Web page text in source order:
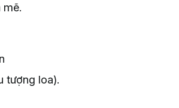
mẽ.
tượng loa).